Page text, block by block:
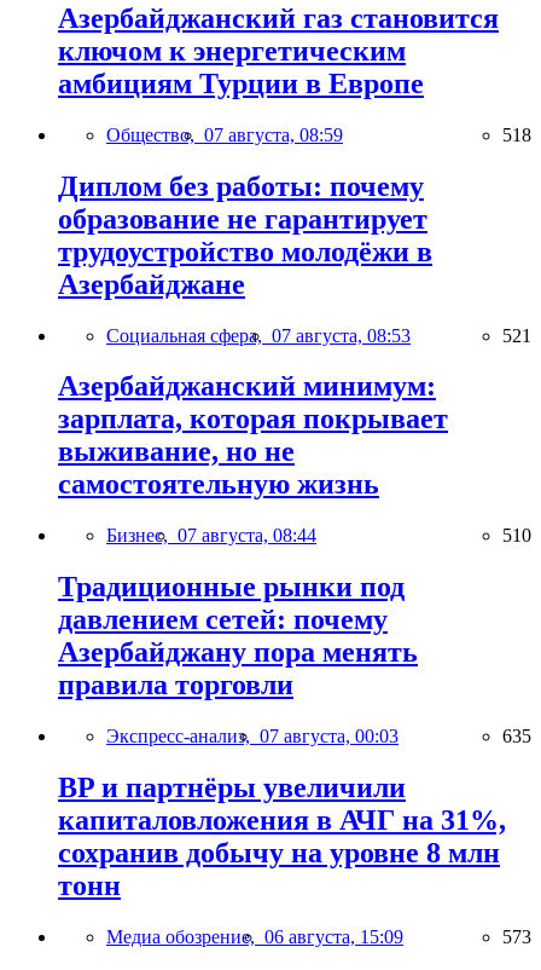
Азербайджанский газ становится
ключом к энергетическим
амбициям Турции в Европе
Общество, 07 августа, 08:59 518
Диплом без работы: почему
образование не гарантирует
трудоустройство молодёжи в
Азербайджане
Социальная сфера, 07 августа, 08:53 521
Азербайджанский минимум:
зарплата, которая покрывает
выживание, но не
самостоятельную жизнь
Бизнес, 07 августа, 08:44 510
Традиционные рынки под
давлением сетей: почему
Азербайджану пора менять
правила торговли
Экспресс-анализ, 07 августа, 00:03 635
BP и партнёры увеличили
капиталовложения в АЧГ на 31%,
сохранив добычу на уровне 8 млн
тонн
Медиа обозрение, 06 августа, 15:09 573